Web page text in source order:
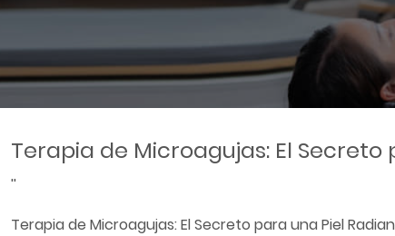
Terapia de Microagujas: El
''
Terapia de Microagujas: El Secreto para una Piel